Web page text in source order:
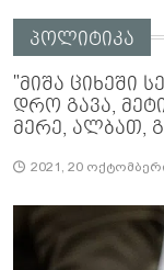
პოლიტიკა
"მიშა ციხეში
დრო გავა,
მერე, ალბათ,
2021, 20